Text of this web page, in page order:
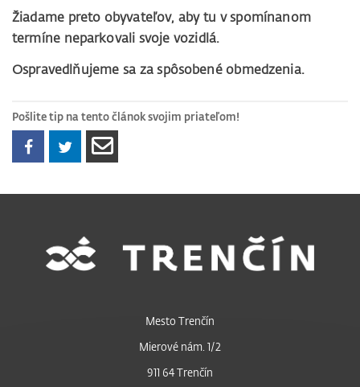
Žiadame preto obyvateľov, aby tu v spomínanom
termíne neparkovali svoje vozidlá.
Ospravedlňujeme sa za spôsobené obmedzenia.
Pošlite tip na tento článok svojim priateľom!
Mesto Trenčín
Mierové nám. 1/2
911 64 Trenčín